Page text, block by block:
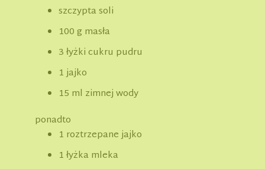
szczypta soli
100 g masła
3 łyżki cukru pudru
1 jajko
15 ml zimnej wody
ponadto
1 roztrzepane jajko
1 łyżka mleka